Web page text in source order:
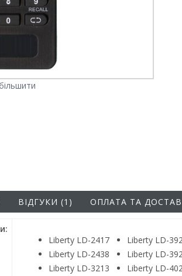
ВІДГУКИ (1) ОПЛАТА ТА
Liberty LD-2417
Liberty LD-2438
Liberty LD-3213
Liberty LD-
Liberty LD-
Liberty LD-